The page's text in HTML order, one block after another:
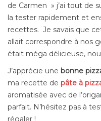
de Carmen » j’ai tout de
la tester rapidement et
recettes. Je savais que
allait correspondre à nos
était méga délicieuse,
J’apprécie une bonne
ma recette de pâte à
aromatisée avec de
parfait. N’hésitez pas à
régaler !